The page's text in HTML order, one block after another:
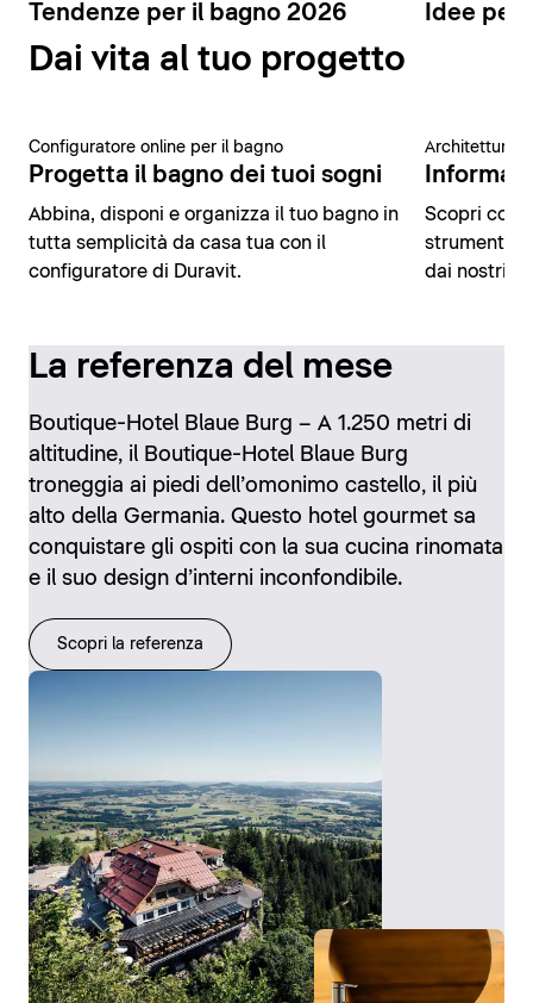
Tendenze per il bagno 2026 Idee per
Dai vita al tuo progetto
Configuratore online per il bagno
Progetta il bagno dei tuoi sogni
Abbina, disponi e organizza il tuo bagno in
tutta semplicità da casa tua con il
configuratore di Duravit.
Architettura
Scopri
strumenti
dai nostri
La referenza del mese
Boutique-Hotel Blaue Burg – A 1.250 metri di
altitudine, il Boutique-Hotel Blaue Burg
troneggia ai piedi dell’omonimo castello, il più
alto della Germania. Questo hotel gourmet sa
conquistare gli ospiti con la sua cucina rinomata
e il suo design d’interni inconfondibile.
Scopri la referenza